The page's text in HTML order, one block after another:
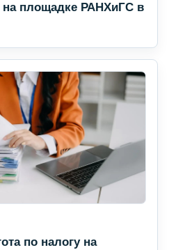
на площадке РАНХиГС в
по налогу на